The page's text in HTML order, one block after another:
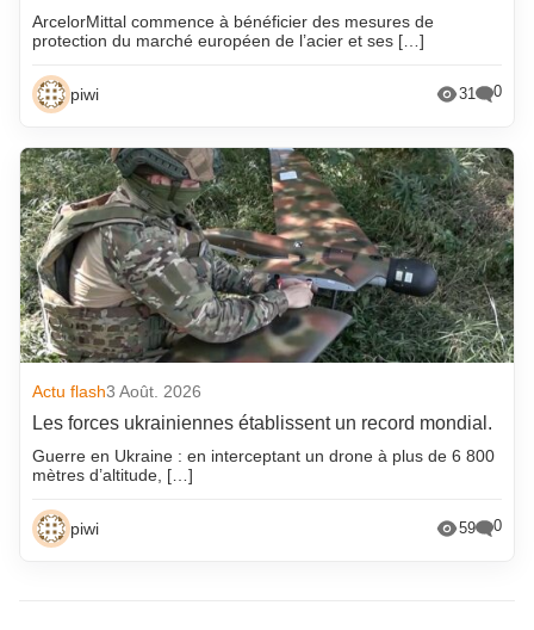
ArcelorMittal commence à bénéficier des mesures de
protection du marché européen de l’acier et ses […]
piwi 31 0
Actu flash3 Août. 2026
Les forces ukrainiennes établissent un record mondial.
Guerre en Ukraine : en interceptant un drone à plus de 6 800
mètres d’altitude, […]
piwi 59 0